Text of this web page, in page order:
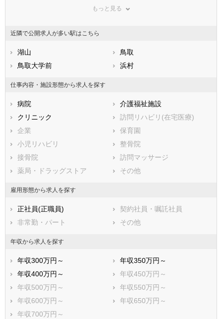
山口県
福岡県
佐賀県
熊本県
鹿児島県
東伯郡湯梨浜町
西伯郡日吉津村
西伯郡南部町
西伯郡伯耆町
日野郡日南町
日野郡日野町
もっと見る
近隣で公開求人が多い駅はこちら
湖山
鳥取
鳥取大学前
浜村
仕事内容・施設形態から求人を探す
病院
介護福祉施設
クリニック
訪問リハビリ(在宅医療)
企業
保育園
小児リハビリ
整骨院
接骨院
訪問マッサージ
薬局・ドラッグストア
その他
雇用形態から求人を探す
正社員(正職員)
契約社員・嘱託社員
非常勤・パート
その他
年収から求人を探す
年収300万円～
年収350万円～
年収400万円～
年収450万円～
年収500万円～
年収550万円～
年収600万円～
年収650万円～
年収700万円～